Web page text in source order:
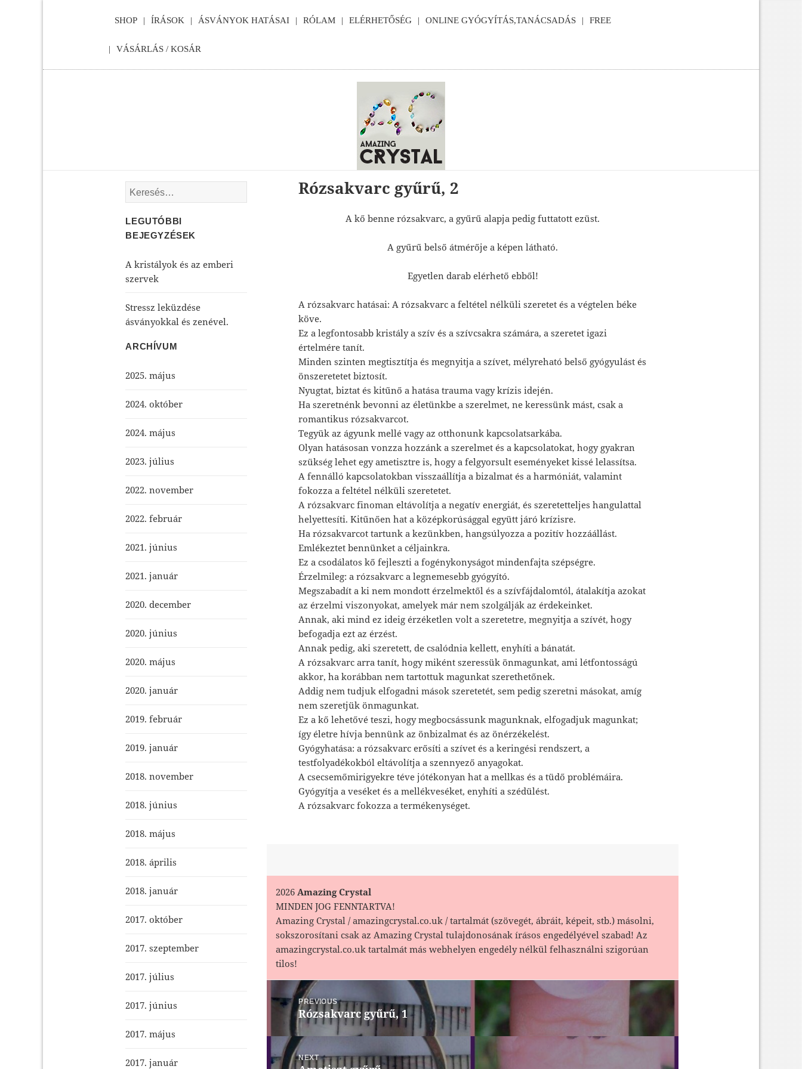
SHOP ÍRÁSOK ÁSVÁNYOK HATÁSAI RÓLAM ELÉRHETŐSÉG ONLINE GYÓGYÍTÁS,TANÁCSADÁS FREE
VÁSÁRLÁS / KOSÁR
Rózsakvarc gyűrű, 2
A kő benne rózsakvarc, a gyűrű alapja pedig futtatott ezüst.
A gyűrű belső átmérője a képen látható.
Egyetlen darab elérhető ebből!
A rózsakvarc hatásai: A rózsakvarc a feltétel nélküli szeretet és a végtelen béke
köve.
Ez a legfontosabb kristály a szív és a szívcsakra számára, a szeretet igazi
értelmére tanít.
Minden szinten megtisztítja és megnyitja a szívet, mélyreható belső gyógyulást és
önszeretetet biztosít.
Nyugtat, biztat és kitűnő a hatása trauma vagy krízis idején.
Ha szeretnénk bevonni az életünkbe a szerelmet, ne keressünk mást, csak a
romantikus rózsakvarcot.
Tegyük az ágyunk mellé vagy az otthonunk kapcsolatsarkába.
Olyan hatásosan vonzza hozzánk a szerelmet és a kapcsolatokat, hogy gyakran
szükség lehet egy ametisztre is, hogy a felgyorsult eseményeket kissé lelassítsa.
A fennálló kapcsolatokban visszaállítja a bizalmat és a harmóniát, valamint
fokozza a feltétel nélküli szeretetet.
A rózsakvarc finoman eltávolítja a negatív energiát, és szeretetteljes hangulattal
helyettesíti. Kitűnően hat a középkorúsággal együtt járó krízisre.
Ha rózsakvarcot tartunk a kezünkben, hangsúlyozza a pozitív hozzáállást.
Emlékeztet bennünket a céljainkra.
Ez a csodálatos kő fejleszti a fogénykonyságot mindenfajta szépségre.
Érzelmileg: a rózsakvarc a legnemesebb gyógyító.
Megszabadít a ki nem mondott érzelmektől és a szívfájdalomtól, átalakítja azokat
az érzelmi viszonyokat, amelyek már nem szolgálják az érdekeinket.
Annak, aki mind ez ideig érzéketlen volt a szeretetre, megnyitja a szívét, hogy
befogadja ezt az érzést.
Annak pedig, aki szeretett, de csalódnia kellett, enyhíti a bánatát.
A rózsakvarc arra tanít, hogy miként szeressük önmagunkat, ami létfontosságú
akkor, ha korábban nem tartottuk magunkat szerethetőnek.
Addig nem tudjuk elfogadni mások szeretetét, sem pedig szeretni másokat, amíg
nem szeretjük önmagunkat.
Ez a kő lehetővé teszi, hogy megbocsássunk magunknak, elfogadjuk magunkat;
így életre hívja bennünk az önbizalmat és az önérzékelést.
Gyógyhatása: a rózsakvarc erősíti a szívet és a keringési rendszert, a
testfolyadékokból eltávolítja a szennyező anyagokat.
A csecsemőmirigyekre téve jótékonyan hat a mellkas és a tüdő problémáira.
Gyógyítja a veséket és a mellékveséket, enyhíti a szédülést.
A rózsakvarc fokozza a termékenységet.
2026 Amazing Crystal
MINDEN JOG FENNTARTVA!
Amazing Crystal / amazingcrystal.co.uk / tartalmát (szövegét, ábráit, képeit, stb.) másolni,
sokszorosítani csak az Amazing Crystal tulajdonosának írásos engedélyével szabad! Az
amazingcrystal.co.uk tartalmát más webhelyen engedély nélkül felhasználni szigorúan
tilos!
Bejegyzés
navigációPREVIOUS
Previous
post:
Rózsakvarc gyűrű, 1
NEXT
Keresés:
LEGUTÓBBI
BEJEGYZÉSEK
A kristályok és az emberi
szervek
Stressz leküzdése
ásványokkal és zenével.
ARCHÍVUM
2025. május
2024. október
2024. május
2023. július
2022. november
2022. február
2021. június
2021. január
2020. december
2020. június
2020. május
2020. január
2019. február
2019. január
2018. november
2018. június
2018. május
2018. április
2018. január
2017. október
2017. szeptember
2017. július
2017. június
2017. május
2017. január